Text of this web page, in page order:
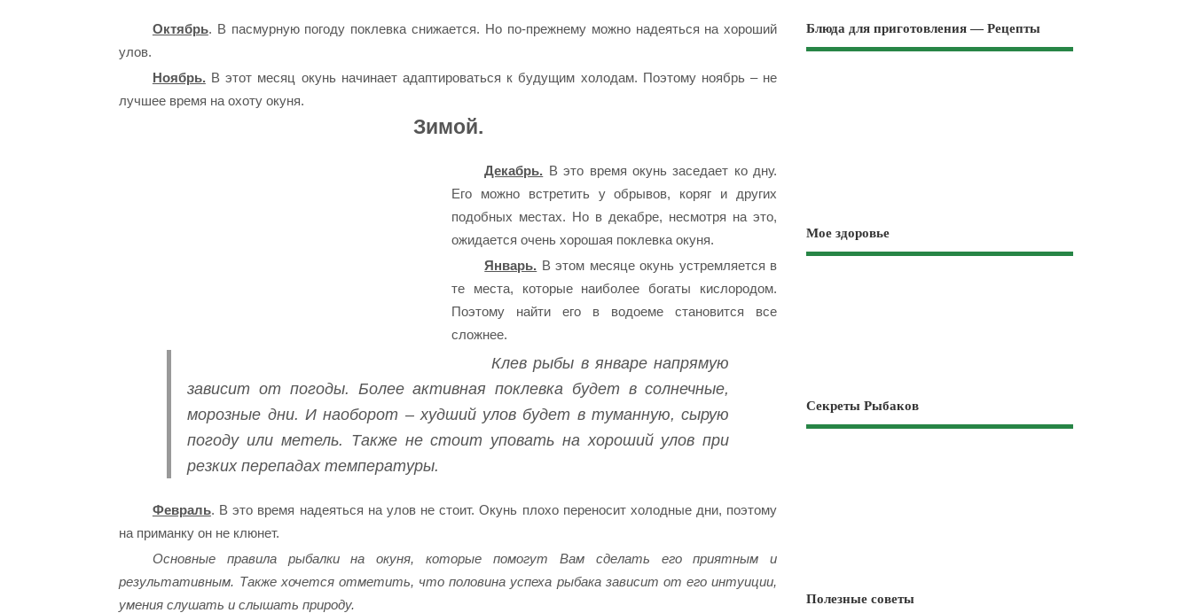
Октябрь. В пасмурную погоду поклевка снижается. Но по-прежнему можно надеяться на хороший
улов.
Ноябрь.В этот месяц окунь начинает адаптироваться к будущим холодам. Поэтому ноябрь – не
лучшее время на охоту окуня.
Зимой.
Декабрь. В это время окунь заседает ко дну.
Его можно встретить у обрывов, коряг и других
подобных местах. Но в декабре, несмотря на это,
ожидается очень хорошая поклевка окуня.
Январь. В этом месяце окунь устремляется в
те места, которые наиболее богаты кислородом.
Поэтому найти его в водоеме становится все
сложнее.
Клев рыбы в январе напрямую
зависит от погоды. Более активная поклевка будет в солнечные,
морозные дни. И наоборот – худший улов будет в туманную, сырую
погоду или метель. Также не стоит уповать на хороший улов при
резких перепадах температуры.
Февраль. В это время надеяться на улов не стоит. Окунь плохо переносит холодные дни, поэтому
на приманку он не клюнет.
Основные правила рыбалки на окуня, которые помогут Вам сделать его приятным и
результативным. Также хочется отметить, что половина успеха рыбака зависит от его интуиции,
умения слушать и слышать природу.
Блюда для приготовления — Рецепты
Мое здоровье
Секреты Рыбаков
Полезные советы